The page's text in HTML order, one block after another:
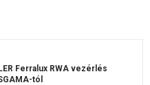
Ferralux RWA vezérlés
tól